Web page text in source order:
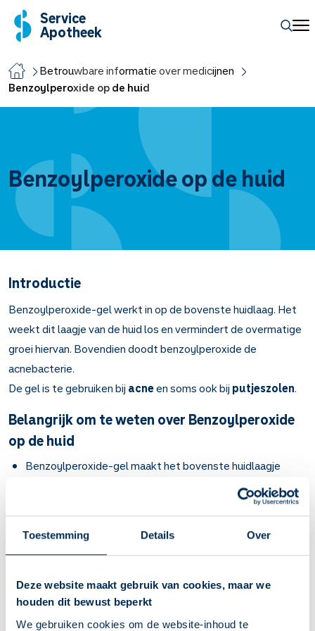
Toestemming Details Over
Deze website maakt gebruik van cookies, maar we
houden dit bewust beperkt
We gebruiken cookies om de website-inhoud te
Service
Apotheek
Betrouwbare informatie over medicijnen
Benzoylperoxide op de huid
Benzoylperoxide op de huid
Introductie
Benzoylperoxide-gel werkt in op de bovenste huidlaag. Het
weekt dit laagje van de huid los en vermindert de overmatige
groei hiervan. Bovendien doodt benzoylperoxide de
acnebacterie.
De gel is te gebruiken bij acneen soms ook bij putjeszolen.
Belangrijk om te weten over Benzoylperoxide
op de huid
Benzoylperoxide-gel maakt het bovenste huidlaagje
Hierdoor raken de poriën minder makkelijk met huidcellen
verstopt. Ook doodt benzoylperoxide de acne-bacterie.
Bij acne en putjeszolen.
voor u werkt.
Maak de huid schoon met lauw water. Smeer de gel dun op
de plekken met puistjes en pukkels. Masseer de gel NIET